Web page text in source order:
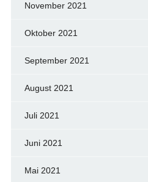
November 2021
Oktober 2021
September 2021
August 2021
Juli 2021
Juni 2021
Mai 2021